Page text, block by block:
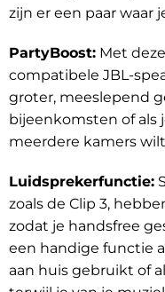
zijn er een paar waar
PartyBoost: Met
compatibele JBL-
groter, meeslepend
bijeenkomsten of als
meerdere kamers
Luidsprekerfunctie:
zoals de Clip 3,
zodat je handsfree
een handige functie
aan huis gebruikt of